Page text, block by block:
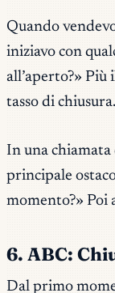
Quando
iniziavo con
all’aperto?» Più
tasso di chiusura.
In una
principale
momento?» Poi
6. ABC:
Dal primo